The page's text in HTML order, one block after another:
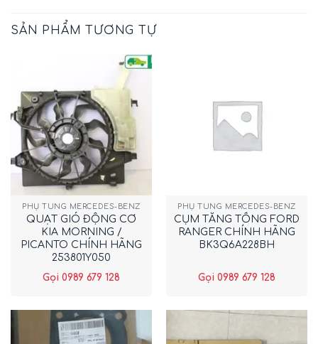
SẢN PHẨM TƯƠNG TỰ
PHỤ TÙNG MERCEDES-BENZ
QUẠT GIÓ ĐỘNG CƠ
KIA MORNING /
PICANTO CHÍNH HÃNG
253801Y050
Gọi 0989 679 128
PHỤ TÙNG MERCEDES-BENZ
CỤM TĂNG TỔNG FORD
RANGER CHÍNH HÃNG
BK3Q6A228BH
Gọi 0989 679 128